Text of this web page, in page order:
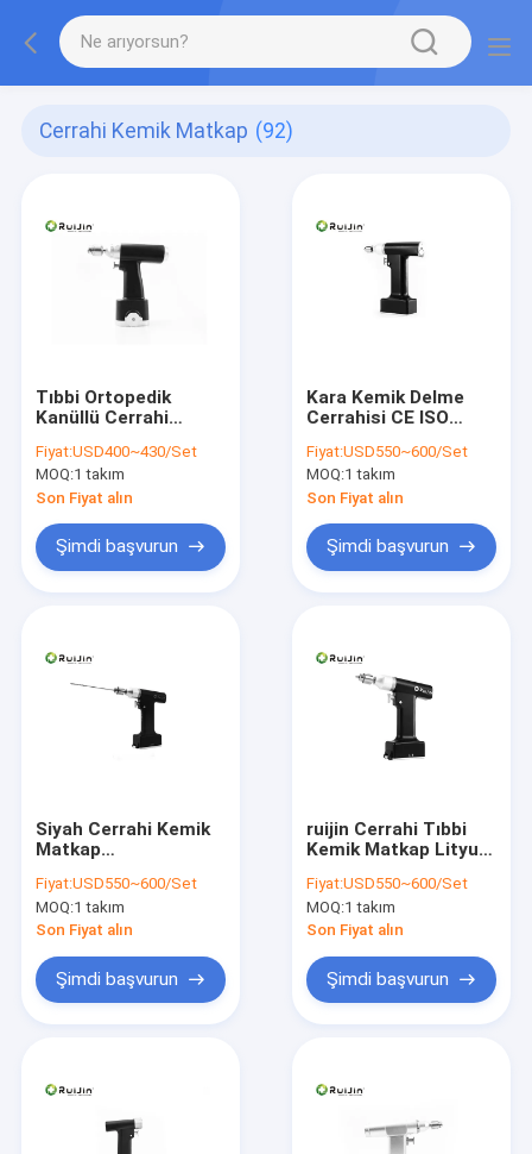
Cerrahi Kemik Matkap (92)
Tıbbi Ortopedik
Kanüllü Cerrahi
Testere Mini Küçük
Testere Matkap
Fiyat:USD400~430/Set
MOQ:1 takım
Son Fiyat alın
Şimdi başvurun
Kara Kemik Delme
Cerrahisi CE ISO
Ortopedik Matkap
Lityum Pil
Fiyat:USD550~600/Set
MOQ:1 takım
Son Fiyat alın
Şimdi başvurun
Siyah Cerrahi Kemik
Matkap
Ortopedik Matkap
lityum pil
Fiyat:USD550~600/Set
MOQ:1 takım
Son Fiyat alın
Şimdi başvurun
ruijin Cerrahi Tıbbi
Kemik Matkap Lityum
Ortopedik Matkap
Fiyat:USD550~600/Set
MOQ:1 takım
Son Fiyat alın
Şimdi başvurun